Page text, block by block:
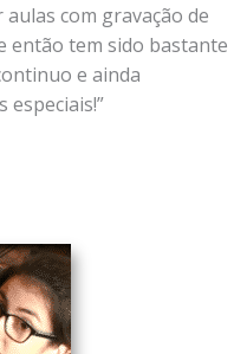
com gravação de
então tem sido bastante
e ainda
especiais!”